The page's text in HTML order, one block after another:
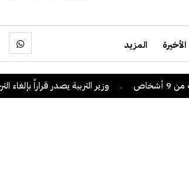
الأخيرة المزيد
. وزير التربية يصدر قراراً بإلغاء